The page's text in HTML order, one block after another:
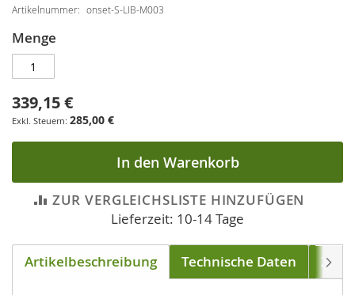
Artikelnummer onset-S-LIB-M003
Menge
339,15 €
285,00 €
In den Warenkorb
ZUR VERGLEICHSLISTE HINZUFÜGEN
Lieferzeit: 10-14 Tage
Artikelbeschreibung Technische Daten